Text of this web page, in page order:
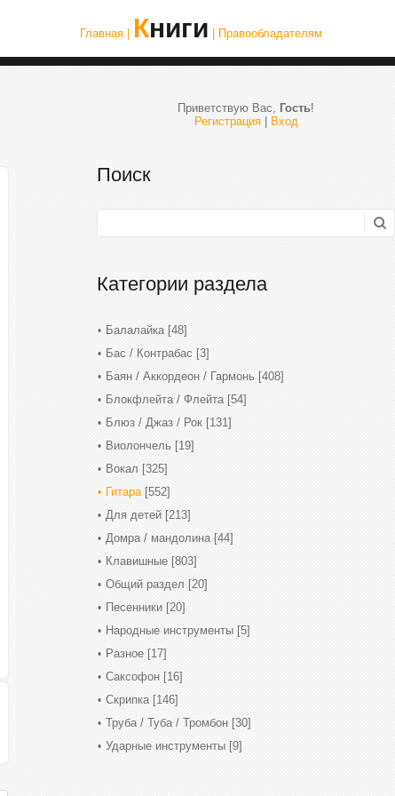
Главная | Книги | Правообладателям
Приветствую Вас, Гость!
Регистрация| Вход
Поиск
Категории раздела
Балалайка [48]
Бас / Контрабас [3]
Баян / Аккордеон / Гармонь [408]
Блокфлейта / Флейта [54]
Блюз / Джаз / Рок [131]
Виолончель [19]
Вокал [325]
Гитара [552]
Для детей [213]
Домра / мандолина [44]
Клавишные [803]
Общий раздел [20]
Песенники [20]
Народные инструменты [5]
Разное [17]
Саксофон [16]
Скрипка [146]
Труба / Туба / Тромбон [30]
Ударные инструменты [9]